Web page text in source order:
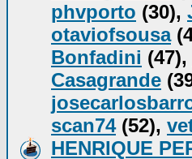
phvporto (30),
otaviofsousa
Bonfadini (47),
Casagrande
scan74(52),
HENRIQUE